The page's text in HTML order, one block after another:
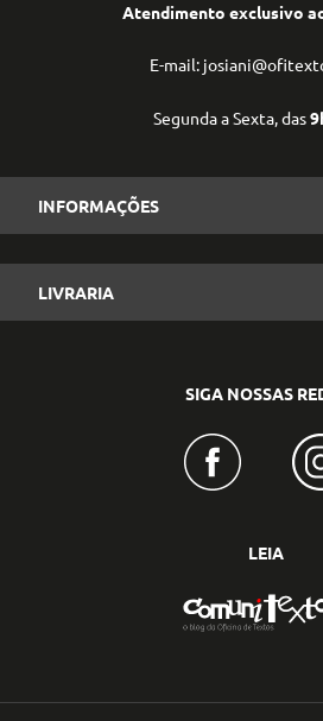
Atendimento exclusivo
E-mail:
Segunda a Sexta, das
INFORMAÇÕES
LIVRARIA
SIGA NOSSAS
LEIA